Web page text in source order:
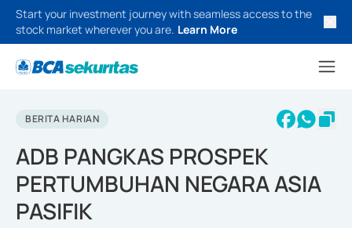
Start your investment journey with seamless access to the
stock market wherever you are. Learn More
BERITA HARIAN
ADB PANGKAS PROSPEK
PERTUMBUHAN NEGARA ASIA
PASIFIK